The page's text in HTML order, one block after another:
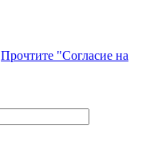
Прочтите "Согласие на